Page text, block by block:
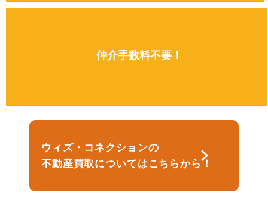
仲介⼿数料不要！
ウィズ・コネクションの
不動産買取についてはこちらから！